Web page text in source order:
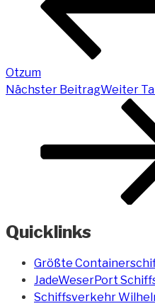
Otzum
Nächster BeitragWeiter
Quicklinks
Größte
JadeWeserPort
Schiffsverkehr